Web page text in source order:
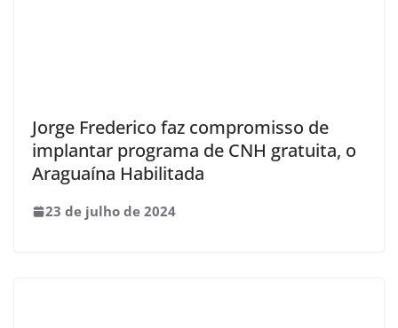
Jorge Frederico faz compromisso de
implantar programa de CNH gratuita, o
Araguaína Habilitada
23 de julho de 2024